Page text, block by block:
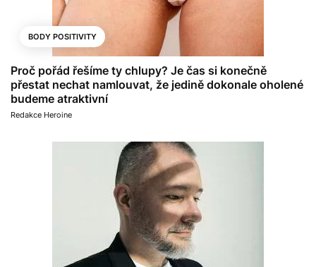
BODY POSITIVITY
Proč pořád řešíme ty chlupy? Je čas si konečně
přestat nechat namlouvat, že jedině dokonale oholené
budeme atraktivní
Redakce Heroine